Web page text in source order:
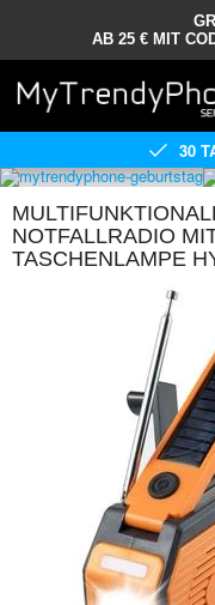
AB 25 € MIT
30
NOTFALLRADIO
TASCHENLAMPE